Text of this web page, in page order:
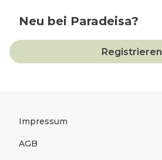
Neu bei Paradeisa?
Registrieren
Rechtliches
Impressum
AGB